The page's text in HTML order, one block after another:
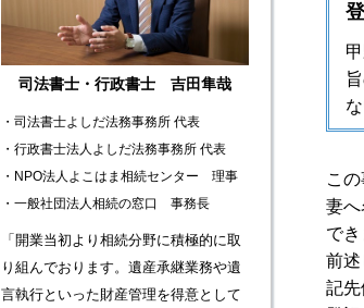
こ
妻
でき
前
記
司法書士・行政書士 吉田隼哉
・司法書士よしだ法務事務所 代表
​・ 行政書士法人よしだ法務事務所 代表
・NPO法人よこはま相続センター 理事
・一般社団法人相続の窓口 事務長
「開業当初より相続分野に積極的に取
り組んでおります。遺産承継業務や遺
言執行といった財産管理を得意として